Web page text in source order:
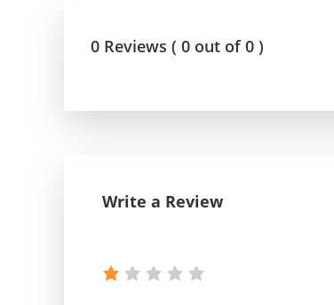
0 Reviews ( 0 out of 0 )
Write a Review